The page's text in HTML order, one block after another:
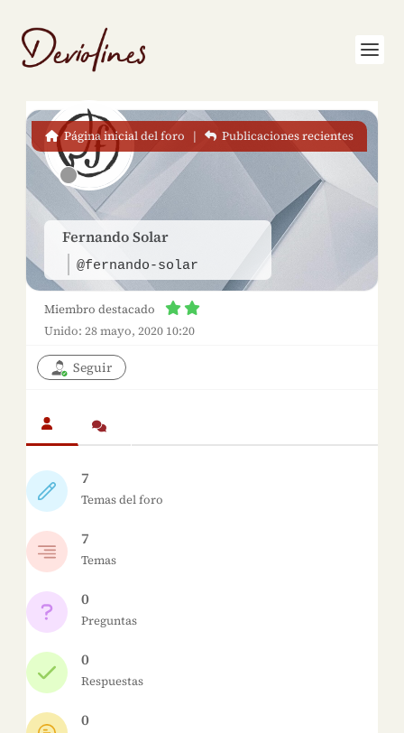
Fernando Solar
@fernando-solar
Página inicial del foro | Publicaciones recientes
Miembro destacado
Unido: 28 mayo, 2020 10:20
Seguir
7
Temas del foro
7
Temas
0
Preguntas
0
Respuestas
0